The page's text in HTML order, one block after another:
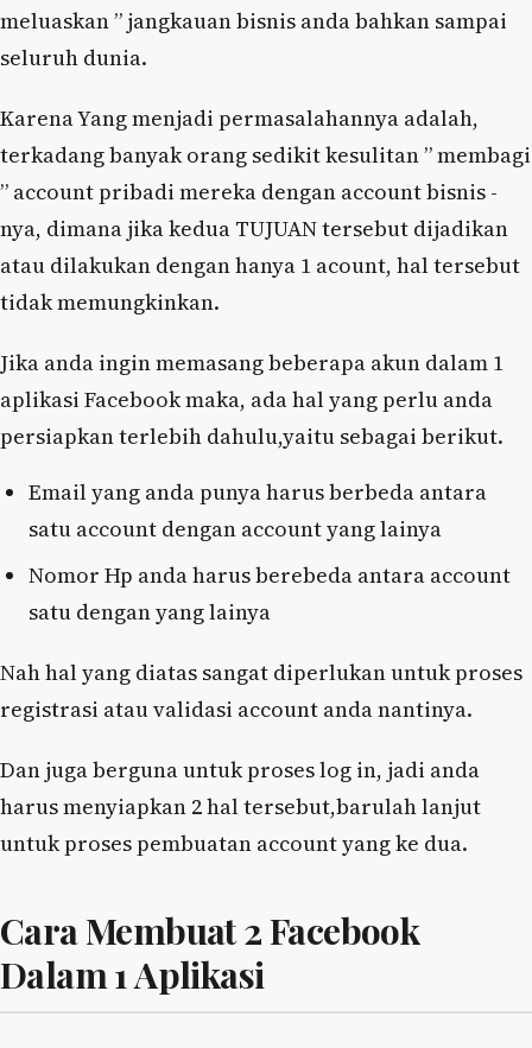
meluaskan ” jangkauan bisnis anda bahkan sampai
seluruh dunia.
Karena Yang menjadi permasalahannya adalah,
terkadang banyak orang sedikit kesulitan ” membagi
” account pribadi mereka dengan account bisnis -
nya, dimana jika kedua TUJUAN tersebut dijadikan
atau dilakukan dengan hanya 1 acount, hal tersebut
tidak memungkinkan.
Jika anda ingin memasang beberapa akun dalam 1
aplikasi Facebook maka, ada hal yang perlu anda
persiapkan terlebih dahulu,yaitu sebagai berikut.
Email yang anda punya harus berbeda antara
satu account dengan account yang lainya
Nomor Hp anda harus berebeda antara account
satu dengan yang lainya
Nah hal yang diatas sangat diperlukan untuk proses
registrasi atau validasi account anda nantinya.
Dan juga berguna untuk proses log in, jadi anda
harus menyiapkan 2 hal tersebut,barulah lanjut
untuk proses pembuatan account yang ke dua.
Cara Membuat 2 Facebook
Dalam 1 Aplikasi